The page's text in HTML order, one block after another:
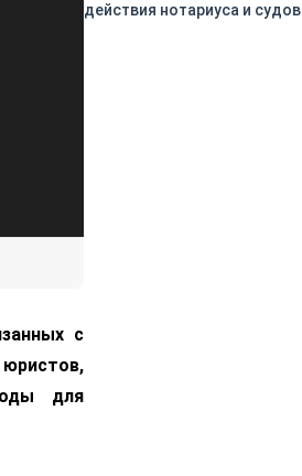
с
для
действия нотариуса и судов